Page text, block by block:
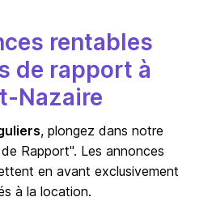
rentables
de rapport à
Nazaire
, plongez dans notre
Rapport". Les annonces
en avant exclusivement
à la location.